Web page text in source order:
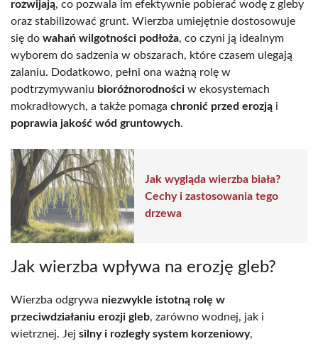
rozwijają, co pozwala im efektywnie pobierać wodę z gleby
oraz stabilizować grunt. Wierzba umiejętnie dostosowuje
się do wahań wilgotności podłoża, co czyni ją idealnym
wyborem do sadzenia w obszarach, które czasem ulegają
zalaniu. Dodatkowo, pełni ona ważną rolę w
podtrzymywaniu bioróżnorodności w ekosystemach
mokradłowych, a także pomaga chronić przed erozją i
poprawia jakość wód gruntowych.
Jak wygląda wierzba biała?
Cechy i zastosowania tego
drzewa
Jak wierzba wpływa na erozję gleb?
Wierzba odgrywa niezwykle istotną rolę w
przeciwdziałaniu erozji gleb, zarówno wodnej, jak i
wietrznej. Jej silny i rozległy system korzeniowy,